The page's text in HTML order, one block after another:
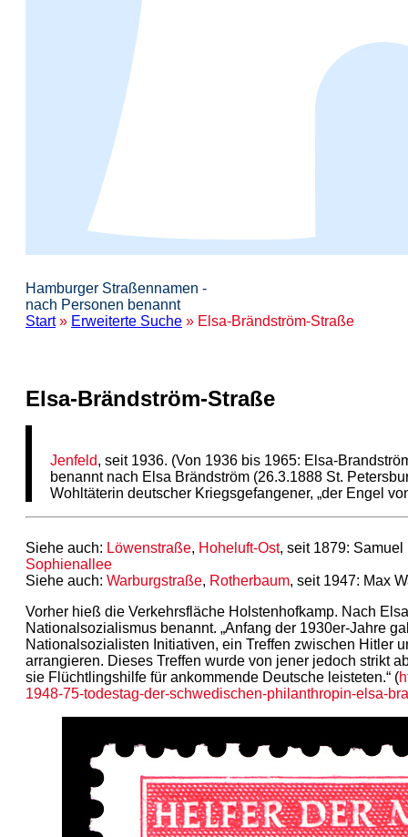
Hamburger Straßennamen -
nach Personen benannt
Start» Erweiterte Suche » Elsa-Brändström-Straße
Elsa-Brändström-Straße
Jenfeld, seit 1936. (Von 1936 bis 1965: Elsa-
benannt nach Elsa Brändström (26.3.1888 St.
Wohltäterin deutscher Kriegsgefangener, „der Engel
Siehe auch: Löwenstraße, Hoheluft-Ost, seit 1879:
Sophienallee
Siehe auch: Warburgstraße, Rotherbaum, seit 1947: Max
Vorher hieß die Verkehrsfläche Holstenhofkamp. Nach
Nationalsozialismus benannt. „Anfang der 1930er-Jahre
Nationalsozialisten Initiativen, ein Treffen zwischen Hitler
arrangieren. Dieses Treffen wurde von jener jedoch strikt
sie Flüchtlingshilfe für ankommende Deutsche leisteten.“ (
1948-75-todestag-der-schwedischen-philanthropin-elsa-